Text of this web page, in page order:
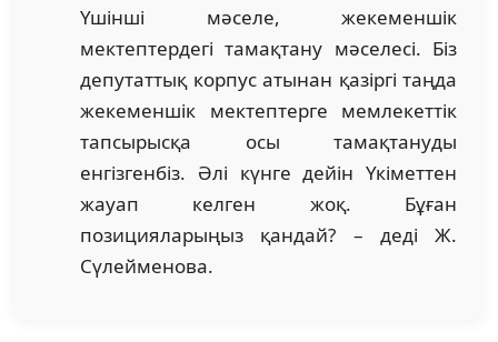
Үшінші мәселе, жекеменшік
мектептердегі тамақтану мәселесі. Біз
депутаттық корпус атынан қазіргі таңда
жекеменшік мектептерге мемлекеттік
тапсырысқа осы тамақтануды
енгізгенбіз. Әлі күнге дейін Үкіметтен
жауап келген жоқ. Бұған
позицияларыңыз қандай? – деді Ж.
Сүлейменова.